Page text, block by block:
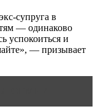
супруга в
— одинаково
успокоиться и
— призывает